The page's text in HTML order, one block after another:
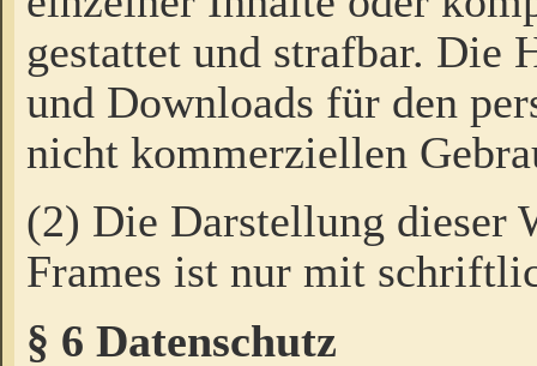
gestattet und strafbar. Die
und Downloads für den
nicht kommerziellen
(2) Die Darstellung dieser
Frames ist nur mit
§ 6 Datenschutz